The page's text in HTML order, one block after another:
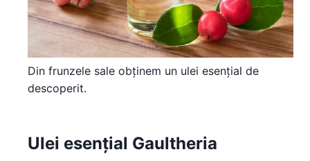
Din frunzele sale obținem un ulei esențial de
descoperit.
Ulei esențial Gaultheria